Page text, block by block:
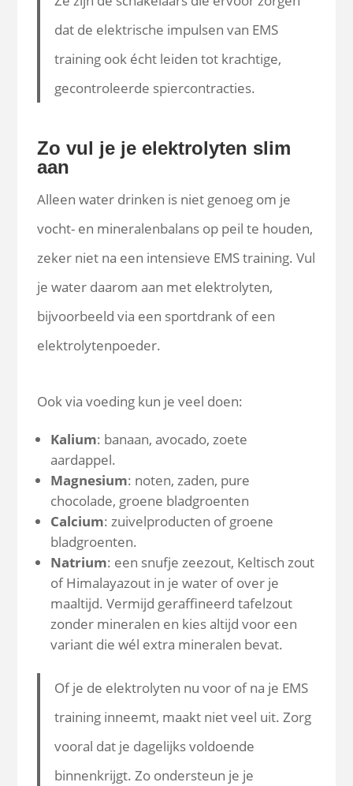
dat de elektrische impulsen van EMS
training ook écht leiden tot krachtige,
gecontroleerde spiercontracties.
Zo vul je je elektrolyten slim
aan
Alleen water drinken is niet genoeg om je
vocht- en mineralenbalans op peil te houden,
zeker niet na een intensieve EMS training. Vul
je water daarom aan met elektrolyten,
bijvoorbeeld via een sportdrank of een
elektrolytenpoeder.
Ook via voeding kun je veel doen:
Kalium: banaan, avocado, zoete
aardappel.
Magnesium: noten, zaden, pure
chocolade, groene bladgroenten
Calcium: zuivelproducten of groene
bladgroenten.
Natrium: een snufje zeezout, Keltisch zout
of Himalayazout in je water of over je
maaltijd. Vermijd geraffineerd tafelzout
zonder mineralen en kies altijd voor een
variant die wél extra mineralen bevat.
Of je de elektrolyten nu voor of na je EMS
training inneemt, maakt niet veel uit. Zorg
vooral dat je dagelijks voldoende
binnenkrijgt. Zo ondersteun je je